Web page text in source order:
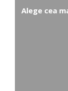
Alege cea